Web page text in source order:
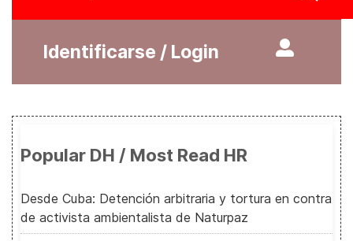
Identificarse / Login
Popular DH / Most Read HR
Desde Cuba: Detención arbitraria y tortura en contra
de activista ambientalista de Naturpaz